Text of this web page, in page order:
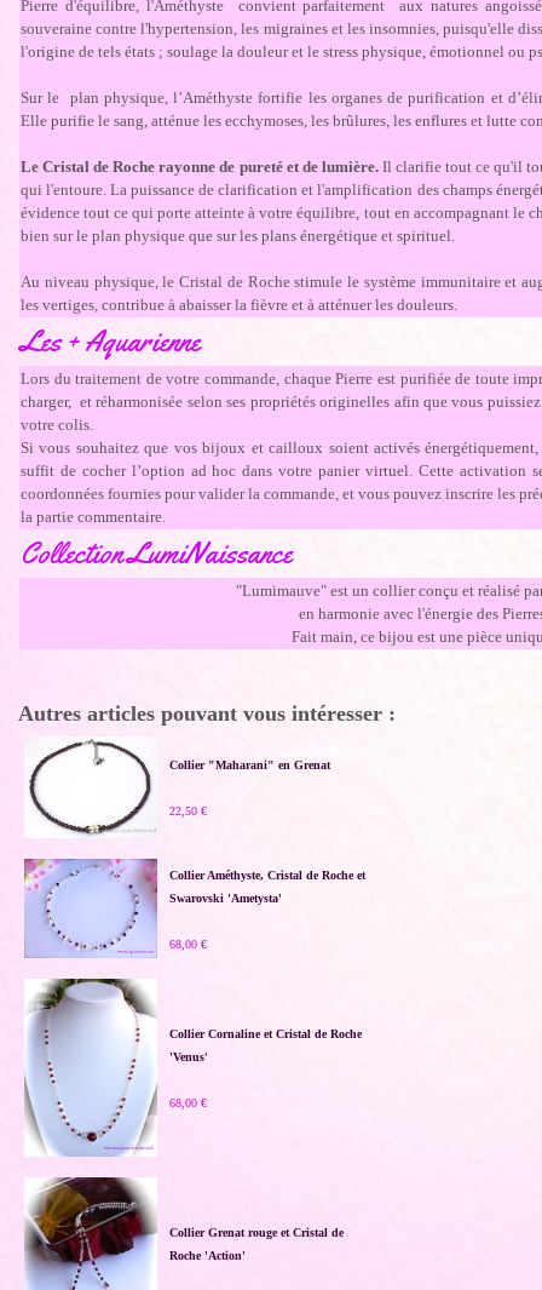
Pierre d'équilibre, l'Améthyste convient parfaitement aux natures
souveraine contre l'hypertension, les migraines et les insomnies, puisqu'elle
l'origine de tels états ; soulage la douleur et le stress physique, émotionnel ou
Sur le plan physique, l’Améthyste fortifie les organes de purification et
Elle purifie le sang, atténue les ecchymoses, les brûlures, les enflures et lutte
Le Cristal de Roche rayonne de pureté et de lumière.Il clarifie tout ce qu'il
qui l'entoure. La puissance de clarification et l'amplification des champs
évidence tout ce qui porte atteinte à votre équilibre, tout en accompagnant le
bien sur le plan physique que sur les plans énergétique et spirituel.
Au niveau physique, le Cristal de Roche stimule le système immunitaire et
les vertiges, contribue à abaisser la fièvre et à atténuer les douleurs.
Les + Aquarienne
Lors du traitement de votre commande, chaque Pierre est purifiée de toute
charger, et réharmonisée selon ses propriétés originelles afin que vous
votre colis.
Si vous souhaitez que vos bijoux et cailloux soient activés
suffit de cocher l’option ad hoc dans votre panier virtuel. Cette activation
coordonnées fournies pour valider la commande, et vous pouvez inscrire les
la partie commentaire.
Collection LumiNaissance
"Lumimauve" est un collier conçu et réalisé
en harmonie avec l'énergie des
Fait main, ce bijou est une pièce
Autres articles pouvant vous intéresser :
Collier "Maharani" en Grenat
22,50 €
Collier Améthyste, Cristal de Roche et
Swarovski 'Ametysta'
68,00 €
Collier Cornaline et Cristal de Roche
'Venus'
68,00 €
Collier Grenat rouge et Cristal de
Roche 'Action'